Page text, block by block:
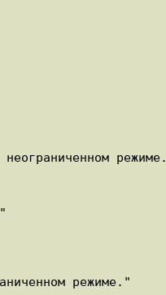
режиме.
режиме."